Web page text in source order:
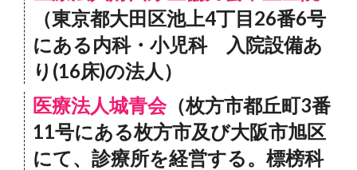
（東京都大田区池上4丁目26番6号
にある内科・小児科 入院設備あ
り(16床)の法人）
医療法人城青会（枚方市都丘町3番
11号にある枚方市及び大阪市旭区
にて、診療所を経営する。標榜科